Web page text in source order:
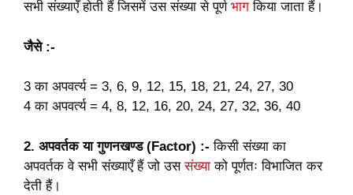
सभी संख्याएँ होती हैं जिसमें उस संख्या से पूर्ण भाग किया जाता हैं।
जैसे :-
3 का अपवर्त्य = 3, 6, 9, 12, 15, 18, 21, 24, 27, 30
4 का अपवर्त्य = 4, 8, 12, 16, 20, 24, 27, 32, 36, 40
2. अपवर्तक या गुणनखण्ड (Factor) :- किसी संख्या का
अपवर्तक वे सभी संख्याएँ हैं जो उससंख्या को पूर्णतः विभाजित कर
देती हैं।